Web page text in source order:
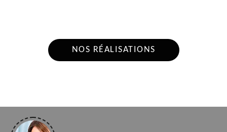
NOS RÉALISATIONS